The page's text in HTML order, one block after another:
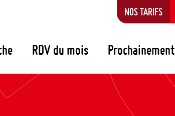
RDV du mois Prochainement
NOS TARIFS